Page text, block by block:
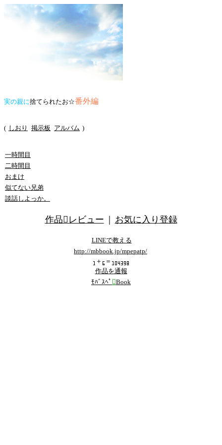
実の親に捨てられたお☆番外編
( しおり 掲示板 アルバム )
一時間目
二時間目
おまけ
似てない兄弟
談話しよっか。
作品レビュー お気に入り登録
LINEで教える
http://mbbook.jp/mpepatp/
＋
＝
作品を通報
ﾓﾊﾞｽﾍﾟ Book